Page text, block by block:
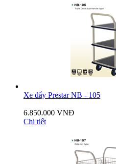
Xe đẩy Prestar NB - 105
6.850.000 VNĐ
Chi tiết